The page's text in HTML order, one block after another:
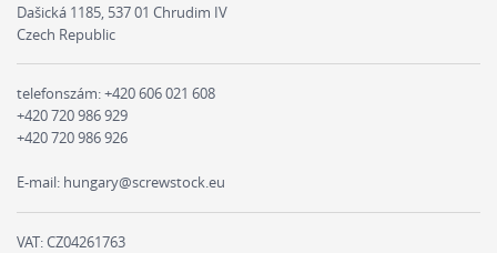
Dašická 1185, 537 01 Chrudim IV
Czech Republic
telefonszám:+420 606 021 608
+420 720 986 929
+420 720 986 926
E-mail: hungary@screwstock.eu
VAT: CZ04261763